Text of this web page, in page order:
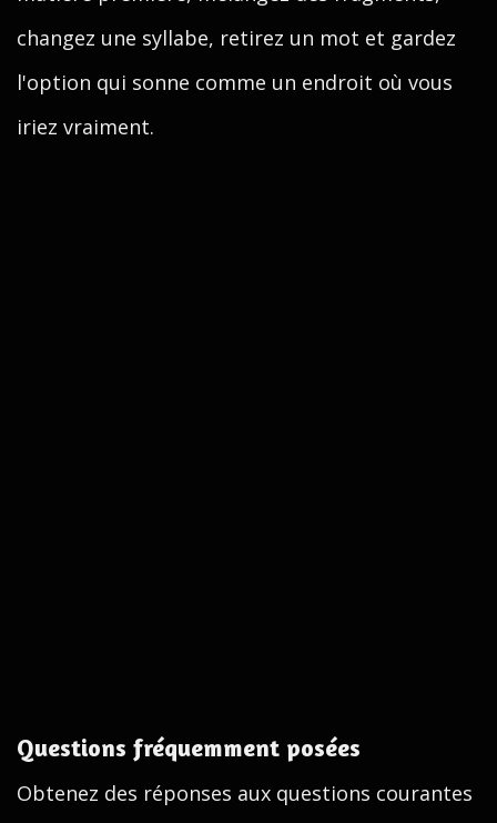
changez une syllabe, retirez un mot et gardez
l'option qui sonne comme un endroit où vous
iriez vraiment.
Questions fréquemment posées
Obtenez des réponses aux questions courantes